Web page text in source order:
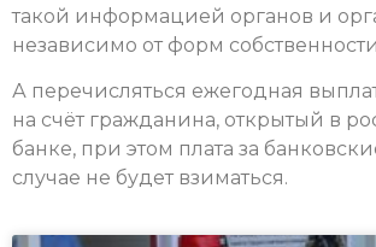
такой информацией органов и
независимо от форм
А перечисляться ежегодная
на счёт гражданина, открытый в
банке, при этом плата за
случае не будет взиматься.